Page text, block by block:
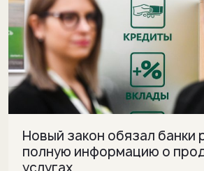
Новый закон обязал банки
полную информацию о